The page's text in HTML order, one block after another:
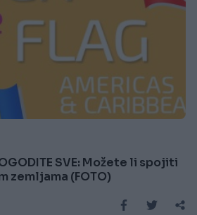
SVE: Možete li spojiti
zemljama (FOTO)